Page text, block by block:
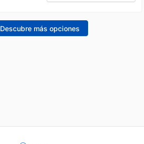
Descubre más opciones